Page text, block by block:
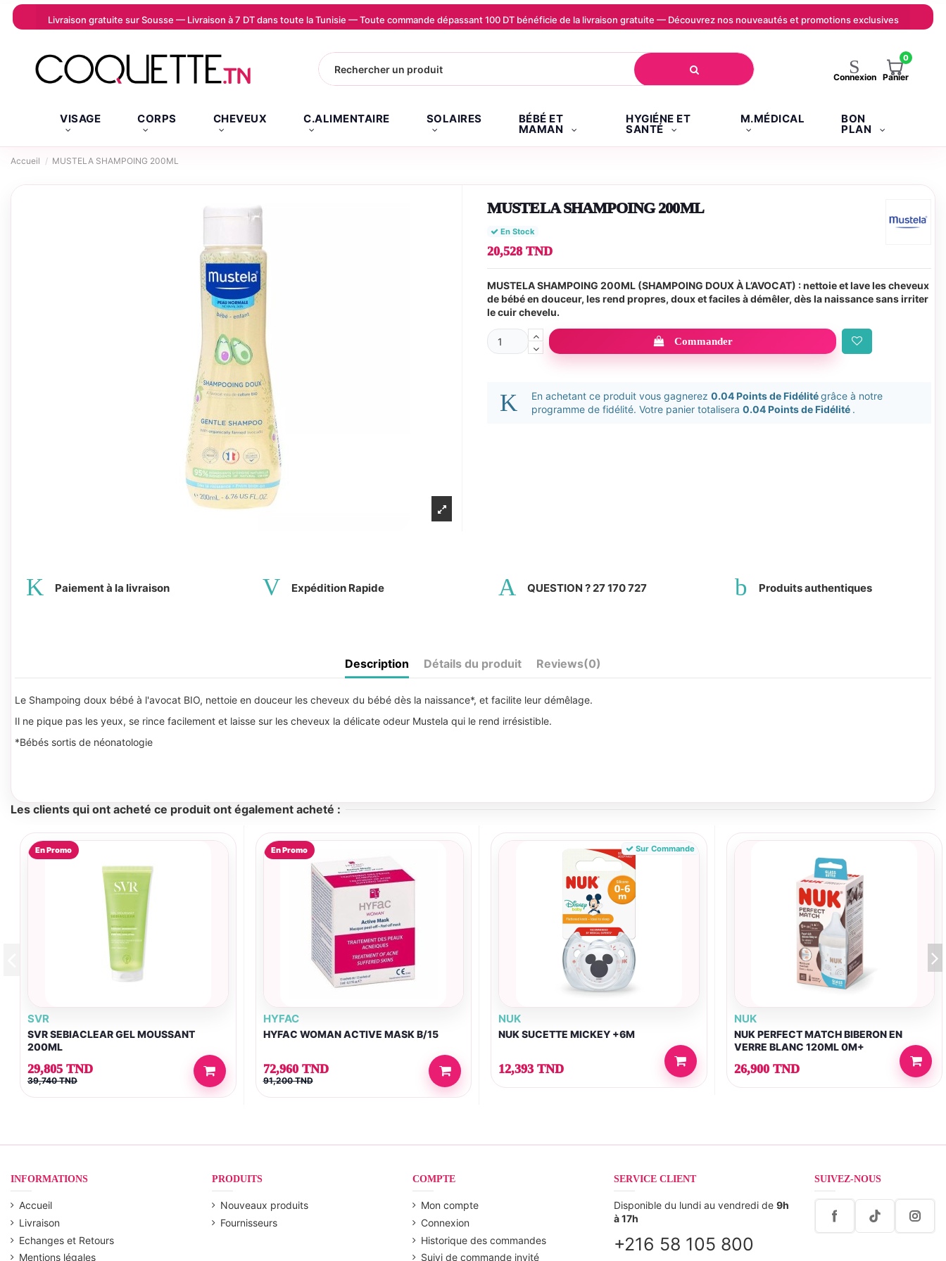
Livraison gratuite sur Sousse — Livraison à 7 DT dans toute la Tunisie — Toute commande dépassant 100 DT bénéficie de la livraison gratuite — Découvrez nos nouveautés et promotions exclusives
Connexion
0
Panier
VISAGE CORPS CHEVEUX C.ALIMENTAIRE SOLAIRES BÉBÉ ET
MAMAN
HYGIÉNE ET
SANTÉ
M.MÉDICAL BON
PLAN
Accueil MUSTELA SHAMPOING 200ML
MUSTELA SHAMPOING 200ML
En Stock
20,528 TND
MUSTELA SHAMPOING 200ML (SHAMPOING DOUX À L’AVOCAT) : nettoie et lave les cheveux
de bébé en douceur, les rend propres, doux et faciles à démêler, dès la naissance sans irriter
le cuir chevelu.
Commander
En achetant ce produit vous gagnerez 0.04 Points de Fidélitégrâce à notre
programme de fidélité. Votre panier totalisera 0.04 Points de Fidélité .
Paiement à la livraison Expédition Rapide QUESTION ? 27 170 727 Produits authentiques
Description Détails du produit Reviews(0)
Le Shampoing doux bébé à l'avocat BIO, nettoie en douceur les cheveux du bébé dès la naissance*, et facilite leur démêlage.
Il ne pique pas les yeux, se rince facilement et laisse sur les cheveux la délicate odeur Mustela qui le rend irrésistible.
*Bébés sortis de néonatologie
Les clients qui ont acheté ce produit ont également acheté :
En Promo
SVR
SVR SEBIACLEAR GEL MOUSSANT
200ML
29,805 TND
39,740 TND
En Promo
HYFAC
HYFAC WOMAN ACTIVE MASK B/15
72,960 TND
91,200 TND
Sur Commande
NUK
NUK SUCETTE MICKEY +6M
12,393 TND
NUK
NUK PERFECT MATCH BIBERON EN
VERRE BLANC 120ML 0M+
26,900 TND
INFORMATIONS
Accueil
Livraison
Echanges et Retours
Mentions légales
PRODUITS
Nouveaux produits
Fournisseurs
COMPTE
Mon compte
Connexion
Historique des commandes
Suivi de commande invité
SERVICE CLIENT
Disponible du lundi au vendredi de 9h
à 17h
+216 58 105 800
SUIVEZ-NOUS